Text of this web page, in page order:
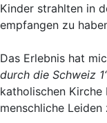
Kinder strahlten in
empfangen zu
Das Erlebnis hat
durch die Schweiz
katholischen
menschliche